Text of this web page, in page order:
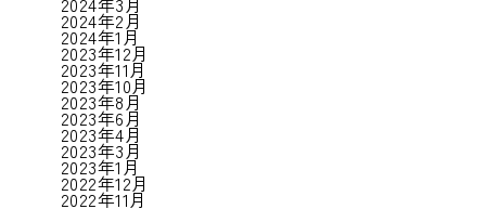
2024年3月
2024年2月
2024年1月
2023年12月
2023年11月
2023年10月
2023年8月
2023年6月
2023年4月
2023年3月
2023年1月
2022年12月
2022年11月